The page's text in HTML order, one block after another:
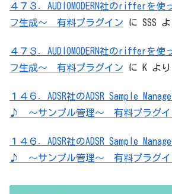
４７３．AUDIOMODERN社のrifferを
フ生成～ 有料プラグイン に SSS よ
４７３．AUDIOMODERN社のrifferを
フ生成～ 有料プラグイン に K より
１４６．ADSR社のADSR Sample
♪ ～サンプル管理～ 有料プラグイ
１４６．ADSR社のADSR Sample
♪ ～サンプル管理～ 有料プラグイ